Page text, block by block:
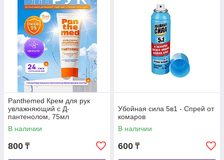
Panthemed Крем для рук
увлажняющий с Д-
пантенолом, 75мл
В наличии
800 ₸
Убойная сила 5в1 - Спрей от
комаров
В наличии
600 ₸